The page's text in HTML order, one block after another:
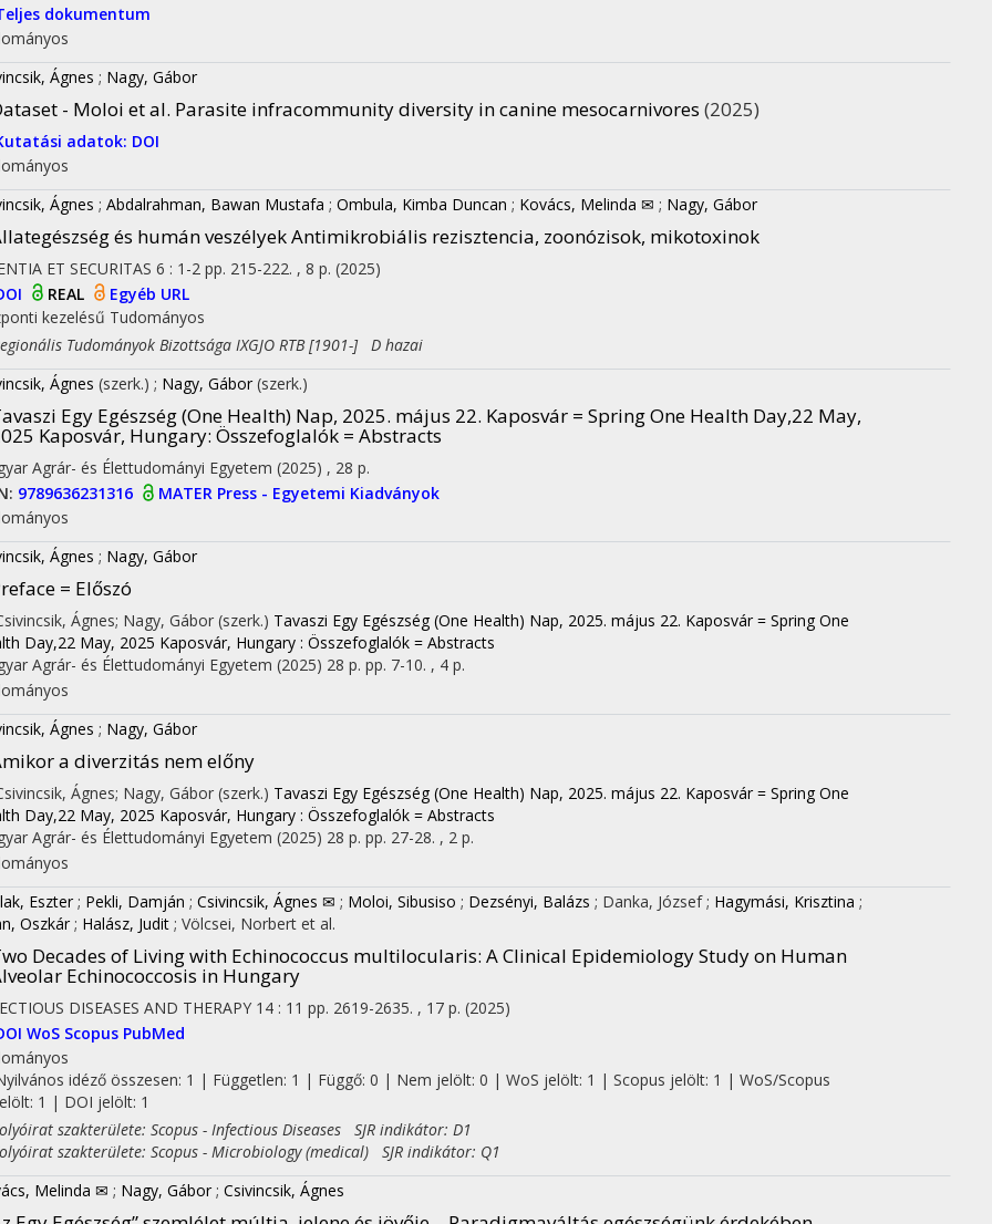
dokumentum
Ágnes ; Nagy, Gábor
- Moloi et al. Parasite infracommunity diversity in canine mesocarnivores (2025)
adatok: DOI
Ágnes ; Abdalrahman, Bawan Mustafa ; Ombula, Kimba Duncan ; Kovács, Melinda ✉ ; Nagy, Gábor
és humán veszélyek Antimikrobiális rezisztencia, zoonózisok, mikotoxinok
ET SECURITAS 6 : 1-2 pp. 215-222. , 8 p. (2025)
REAL
Egyéb URL
kezelésű Tudományos
Tudományok Bizottsága IXGJO RTB [1901-] D hazai
Ágnes (szerk.) ; Nagy, Gábor (szerk.)
Egy Egészség (One Health) Nap, 2025. május 22. Kaposvár = Spring One Health Day,22 May,
Kaposvár, Hungary: Összefoglalók = Abstracts
Agrár- és Élettudományi Egyetem (2025) , 28 p.
9789636231316
MATER Press - Egyetemi Kiadványok
Ágnes ; Nagy, Gábor
= Előszó
Ágnes; Nagy, Gábor (szerk.) Tavaszi Egy Egészség (One Health) Nap, 2025. május 22. Kaposvár = Spring One
Day,22 May, 2025 Kaposvár, Hungary : Összefoglalók = Abstracts
Agrár- és Élettudományi Egyetem (2025) 28 p. pp. 7-10. , 4 p.
Ágnes ; Nagy, Gábor
a diverzitás nem előny
Ágnes; Nagy, Gábor (szerk.) Tavaszi Egy Egészség (One Health) Nap, 2025. május 22. Kaposvár = Spring One
Day,22 May, 2025 Kaposvár, Hungary : Összefoglalók = Abstracts
Agrár- és Élettudományi Egyetem (2025) 28 p. pp. 27-28. , 2 p.
Eszter ; Pekli, Damján ; Csivincsik, Ágnes ✉ ; Moloi, Sibusiso ; Dezsényi, Balázs ; Danka, József; Hagymási, Krisztina ;
Oszkár ; Halász, Judit ; Völcsei, Norbert et al.
Decades of Living with Echinococcus multilocularis: A Clinical Epidemiology Study on Human
Echinococcosis in Hungary
DISEASES AND THERAPY 14 : 11 pp. 2619-2635. , 17 p. (2025)
WoS Scopus PubMed
idéző összesen: 1 | Független: 1 | Függő: 0 | Nem jelölt: 0 | WoS jelölt: 1 | Scopus jelölt: 1 | WoS/Scopus
1 | DOI jelölt: 1
szakterülete: Scopus - Infectious Diseases SJR indikátor: D1
szakterülete: Scopus - Microbiology (medical) SJR indikátor: Q1
Melinda ✉ ; Nagy, Gábor ; Csivincsik, Ágnes